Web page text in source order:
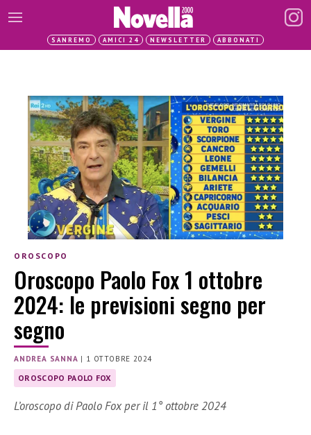
SANREMO AMICI 24 NEWSLETTER ABBONATI
OROSCOPO
Oroscopo Paolo Fox 1 ottobre
2024: le previsioni segno per
segno
ANDREA SANNA | 1 OTTOBRE 2024
OROSCOPO PAOLO FOX
L’oroscopo di Paolo Fox per il 1° ottobre 2024